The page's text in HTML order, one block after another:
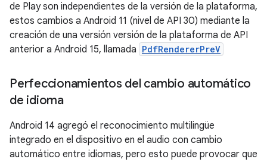
de Play son independientes de la versión de la plataforma,
estos cambios a Android 11 (nivel de API 30) mediante la
creación de una versión versión de la plataforma de API
anterior a Android 15, llamada PdfRendererPreV
Perfeccionamientos del cambio automático
de idioma
Android 14 agregó el reconocimiento multilingüe
integrado en el dispositivo en el audio con cambio
automático entre idiomas, pero esto puede provocar que